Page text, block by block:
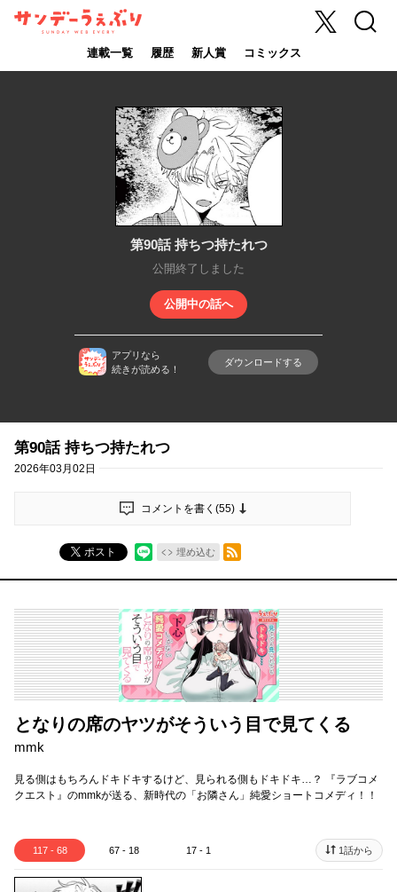
サンデーうぇ
連載一覧 履歴 新人賞 コミックス
X 検索
第90話 持ちつ持たれつ
公開終了しました
公開中の話へ
アプリなら
続きが読める！
ダウンロードする
第90話 持ちつ持たれつ
2026年03月02日
コメントを書く(55)
ポスト 埋め込む
RSSフィード
となりの席のヤツがそういう目で見てくる
mmk
見る側はもちろんドキドキするけど、見られる側もドキドキ…？ 『ラブコメ
クエスト』のmmkが送る、新時代の「お隣さん」純愛ショートコメディ！！
117 - 68 67 - 18 17 - 1 1話から